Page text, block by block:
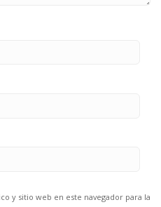
y sitio web en este navegador para la